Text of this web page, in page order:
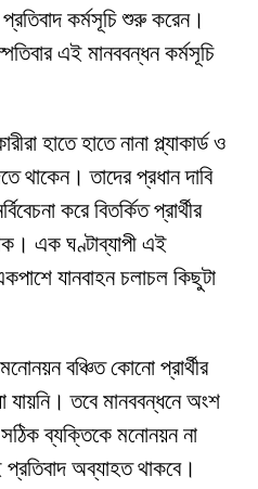
কর্মসূচি শুরু করেন।
এই মানববন্ধন কর্মসূচি
হাতে হাতে নানা প্ল্যাকার্ড ও
থাকেন। তাদের প্রধান দাবি
করে বিতর্কিত প্রার্থীর
এক ঘণ্টাব্যাপী এই
যানবাহন চলাচল কিছুটা
বঞ্চিত কোনো প্রার্থীর
যায়নি। তবে মানববন্ধনে অংশ
সঠিক ব্যক্তিকে মনোনয়ন না
প্রতিবাদ অব্যাহত থাকবে।